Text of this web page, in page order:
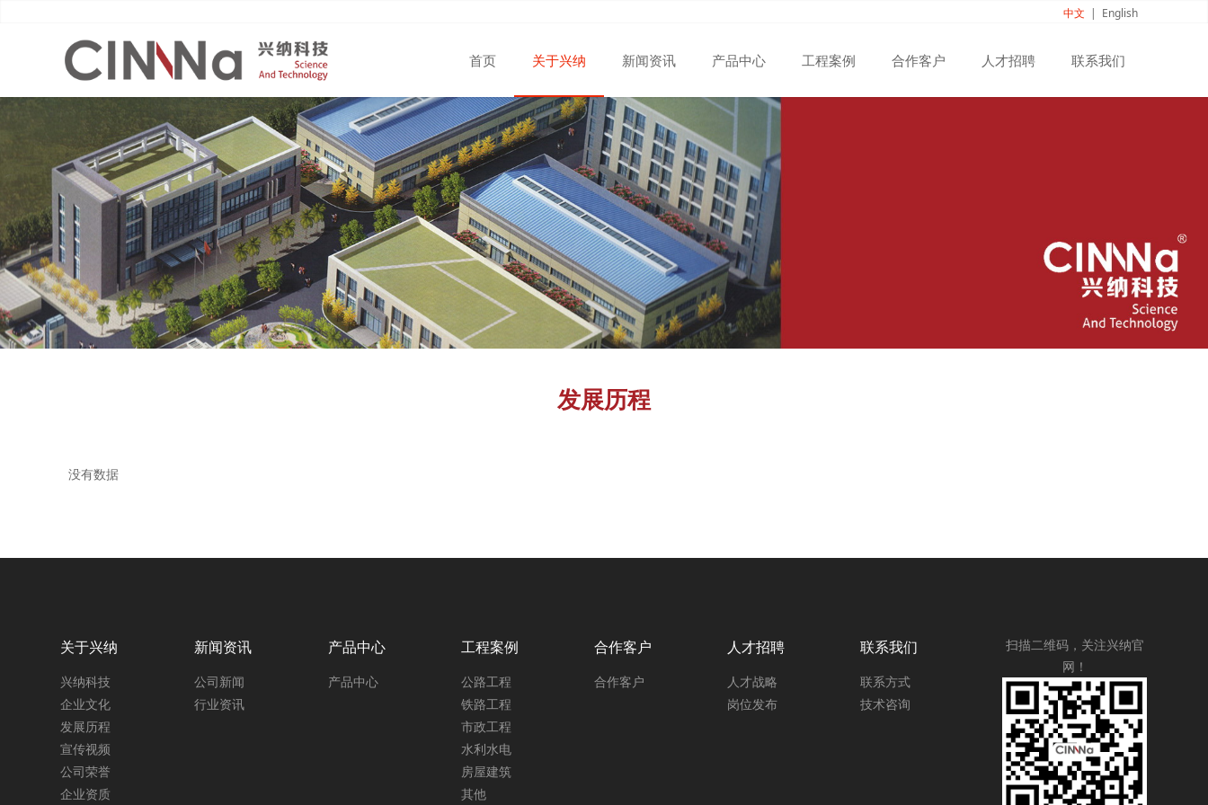
中文 | English
首页 关于兴纳 新闻资讯 产品中心 工程案例 合作客户 人才招聘 联系我们
发展历程
没有数据
关于兴纳
兴纳科技
企业文化
发展历程
宣传视频
公司荣誉
企业资质
新闻资讯
公司新闻
行业资讯
产品中心
产品中心
工程案例
公路工程
铁路工程
市政工程
水利水电
房屋建筑
其他
合作客户
合作客户
人才招聘
人才战略
岗位发布
联系我们
联系方式
技术咨询
扫描二维码，关注兴纳官
网！